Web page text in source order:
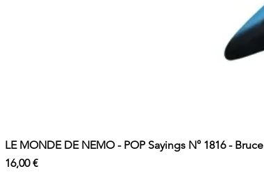
LE MONDE DE NEMO - POP Sayings N° 1816 - Bruce
Prix
16,00 €